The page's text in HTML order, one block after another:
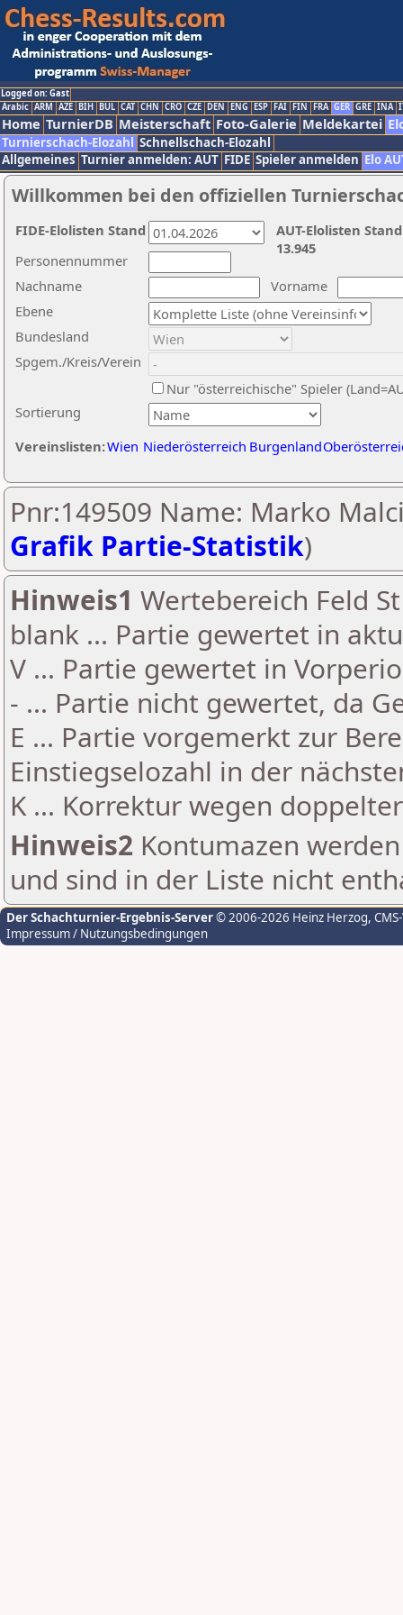
Logged on: Gast
Arabic ARM AZE BIH BUL CAT CHN CRO CZE DEN ENG ESP FAI FIN FRA GER GRE INA
Home TurnierDB Meisterschaft Foto-Galerie Meldekartei
Turnierschach-Elozahl Schnellschach-Elozahl
Allgemeines Turnier anmelden: AUT FIDE Spieler anmelden Elo
Willkommen bei den offiziellen
Nachname
Vorname
Ebene
Sortierung
Personennummer
Bundesland
Spgem./Kreis/Verein
Nur "österreichische" Spieler
Vereinslisten:Wien Niederösterreich Burgenland
AUT-Elolisten
13.945
FIDE-Elolisten Stand
Pnr:149509 Name: Marko
Grafik Partie-Statistik)
Hinweis1 Wertebereich Feld
blank ... Partie gewertet in
V ... Partie gewertet in
- ... Partie nicht gewertet, da
E ... Partie vorgemerkt zur
Einstiegselozahl in der
K ... Korrektur wegen
Hinweis2 Kontumazen
und sind in der Liste nicht
Der Schachturnier-Ergebnis-Server© 2006-2026 Heinz Herzog,
Impressum / Nutzungsbedingungen